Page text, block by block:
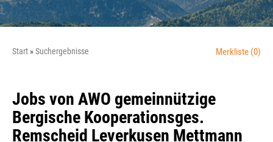
Start Suchergebnisse Merkliste (0)
Jobs von AWO gemeinnützige
Bergische Kooperationsges.
Remscheid Leverkusen Mettmann